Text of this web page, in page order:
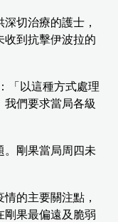
切治療的護士，
收到抗擊伊波拉的
「以這種方式處理
我們要求當局各級
。剛果當局周四未
的主要關注點，
剛果最偏遠及脆弱